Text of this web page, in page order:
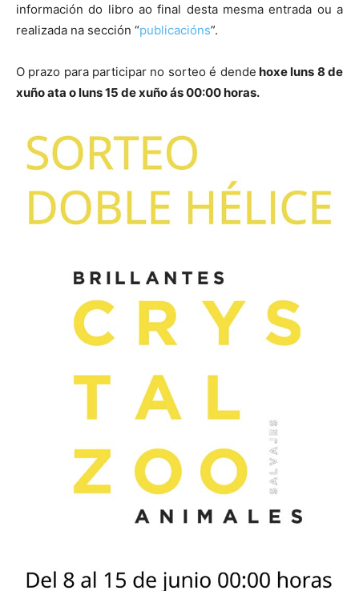
información do libro ao final desta mesma entrada ou a
realizada na sección “publicacións”.
O prazo para participar no sorteo é dende hoxe luns 8 de
xuño ata o luns 15 de xuño ás 00:00 horas.